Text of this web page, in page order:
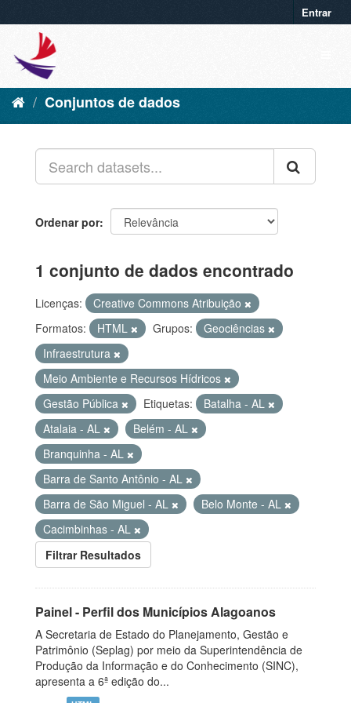
Entrar
Conjuntos de dados
Ordenar por
1 conjunto de dados encontrado
Licenças:
Creative Commons Atribuição
Formatos:
HTML Grupos:
Geociências
Infraestrutura
Meio Ambiente e Recursos Hídricos
Gestão Pública
Etiquetas:
Batalha - AL
Atalaia - AL
Belém - AL
Branquinha - AL
Barra de Santo Antônio - AL
Barra de São Miguel - AL
Belo Monte - AL
Cacimbinhas - AL
Filtrar Resultados
Painel - Perfil dos Municípios Alagoanos
A Secretaria de Estado do Planejamento, Gestão e
Patrimônio (Seplag) por meio da Superintendência de
Produção da Informação e do Conhecimento (SINC),
apresenta a 6ª edição do...